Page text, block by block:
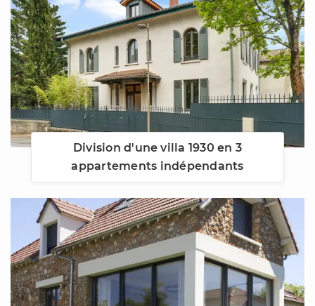
Division d'une villa 1930 en 3
appartements indépendants